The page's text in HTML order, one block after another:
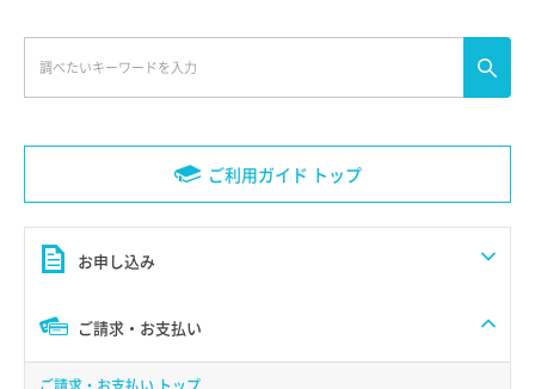
ご利用ガイド トップ
お申し込み
ご請求・お支払い